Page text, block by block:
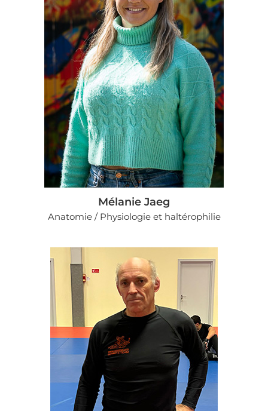
Mélanie Jaeg
Anatomie / Physiologie et haltérophilie